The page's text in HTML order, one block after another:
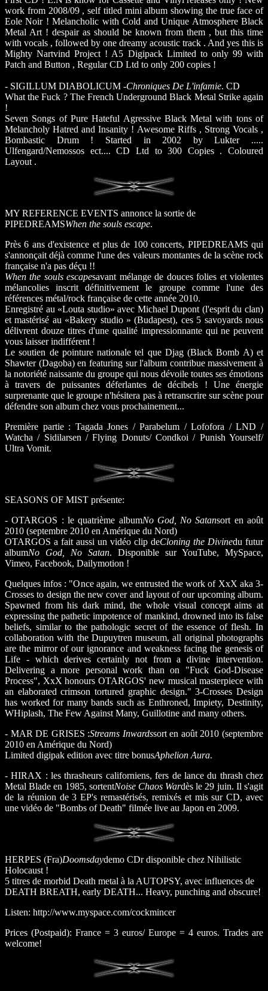
work from 2008/09 , self titled mini album showing the true face of
Eole Noir ! Melancholic with Cold and Unique Atmosphere Black
Metal Art ! despair as should be known from them , but this time
with vocals , followed by one dreamy acoustic track . And yes this is
Mighty Nartvind Project ! A5 Digipack Limited to only 99 with
Patch and Button , Regular CD Ltd to only 200 copies !
- SIGILLUM DIABOLICUM -Chroniques De L'infamie. CD
What the Fuck ? The French Underground Black Metal Strike again
!
Seven Songs of Pure Hateful Agressive Black Metal with tons of
Melancholy Hatred and Insanity ! Awesome Riffs , Strong Vocals ,
Bombastic Drum ! Started in 2002 by Lukter .....
Ulfengard/Nemossos ect.... CD Ltd to 300 Copies . Coloured
Layout .
MY REFERENCE EVENTS annonce la sortie de
PIPEDREAMSWhen the souls escape.
Près 6 ans d'existence et plus de 100 concerts, PIPEDREAMS qui
s'annonçait déjà comme l'une des valeurs montantes de la scène rock
française n'a pas déçu !!
When the souls escapesavant mélange de douces folies et violentes
mélancolies inscrit définitivement le groupe comme l'une des
références métal/rock française de cette année 2010.
Enregistré au «Louta studio» avec Michael Dupont (l'esprit du clan)
et mastérisé au «Bakery studio » (Budapest), ces 5 savoyards nous
délivrent douze titres d'une qualité impressionnante qui ne peuvent
vous laisser indifférent !
Le soutien de pointure nationale tel que Djag (Black Bomb A) et
Shawter (Dagoba) en featuring sur l'album contribue massivement à
la notoriété naissante du groupe qui nous dévoile toutes ses émotions
à travers de puissantes déferlantes de décibels ! Une énergie
surprenante que le groupe n'hésitera pas à retranscrire sur scène pour
défendre son album chez vous prochainement...
Première partie : Tagada Jones / Parabelum / Lofofora / LND /
Watcha / Sidilarsen / Flying Donuts/ Condkoi / Punish Yourself/
Ultra Vomit.
SEASONS OF MIST présente:
- OTARGOS : le quatrième albumNo God, No Satansort en août
2010 (septembre 2010 en Amérique du Nord)
OTARGOS a fait aussi un vidéo clip deCloning the Divinedu futur
albumNo God, No Satan. Disponible sur YouTube, MySpace,
Vimeo, Facebook, Dailymotion !
Quelques infos : "Once again, we entrusted the work of XxX aka 3-
Crosses to design the new cover and layout of our upcoming album.
Spawned from his dark mind, the whole visual concept aims at
expressing the pathetic impotence of mankind, drowned into its false
beliefs, similar to the pathologic secret of the essence of flesh. In
collaboration with the Dupuytren museum, all original photographs
are the mirror of our ignorance and weakness facing the genesis of
Life - which derives certainly not from a divine intervention.
Delivering a more personal work than on "Fuck God-Disease
Process", XxX honours OTARGOS' new musical masterpiece with
an elaborated crimson tortured graphic design." 3-Crosses Design
has worked for many bands such as Enthroned, Impiety, Destinity,
WHiplash, The Few Against Many, Guillotine and many others.
- MAR DE GRISES :Streams Inwardssort en août 2010 (septembre
2010 en Amérique du Nord)
Limited digipak edition avec titre bonusAphelion Aura.
- HIRAX : les thrasheurs californiens, fers de lance du thrash chez
Metal Blade en 1985, sortentNoise Chaos Wardès le 29 juin. Il s'agit
de la réunion de 3 EP's remastérisés, remixés et mis sur CD, avec
une vidéo de "Bombs of Death" filmée live au Japon en 2009.
HERPES (Fra)Doomsdaydemo CDr disponible chez Nihilistic
Holocaust !
5 titres de morbid Death metal à la AUTOPSY, avec influences de
DEATH BREATH, early DEATH... Heavy, punching and obscure!
Listen: http://www.myspace.com/cockmincer
Prices (Postpaid): France = 3 euros/ Europe = 4 euros. Trades are
welcome!